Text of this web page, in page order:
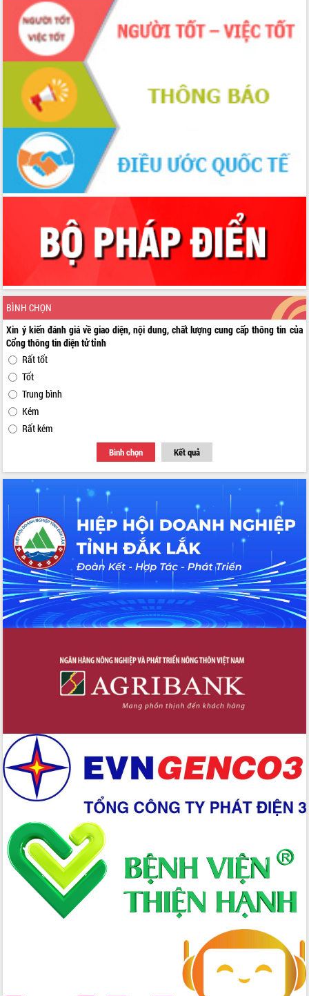
BÌNH CHỌN
Xin ý kiến đánh giá về giao diện, nội dung, chất lượng cung cấp thông tin của
Cổng thông tin điện tử tỉnh
Rất tốt
Tốt
Trung bình
Kém
Rất kém
Bình chọn Kết quả